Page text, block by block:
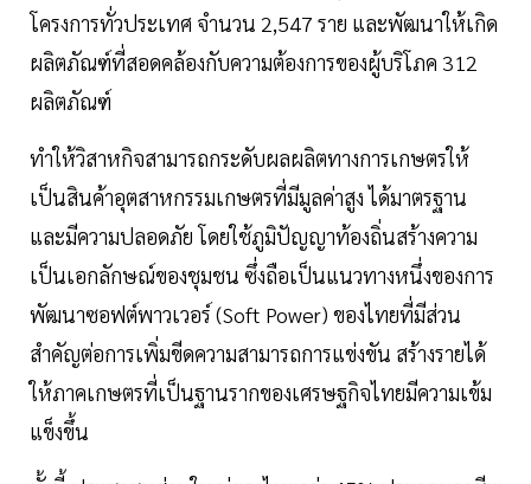
โครงการทั่วประเทศ จำนวน 2,547 ราย และพัฒนาให้เกิด
ผลิตภัณฑ์ที่สอดคล้องกับความต้องการของผู้บริโภค 312
ผลิตภัณฑ์
ทำให้วิสาหกิจสามารถกระดับผลผลิตทางการเกษตรให้
เป็นสินค้าอุตสาหกรรมเกษตรที่มีมูลค่าสูง ได้มาตรฐาน
และมีความปลอดภัย โดยใช้ภูมิปัญญาท้องถิ่นสร้างความ
เป็นเอกลักษณ์ของชุมชน ซึ่งถือเป็นแนวทางหนึ่งของการ
พัฒนาซอฟต์พาวเวอร์ (Soft Power) ของไทยที่มีส่วน
สำคัญต่อการเพิ่มขีดความสามารถการแข่งขัน สร้างรายได้
ให้ภาคเกษตรที่เป็นฐานรากของเศรษฐกิจไทยมีความเข้ม
แข็งขึ้น